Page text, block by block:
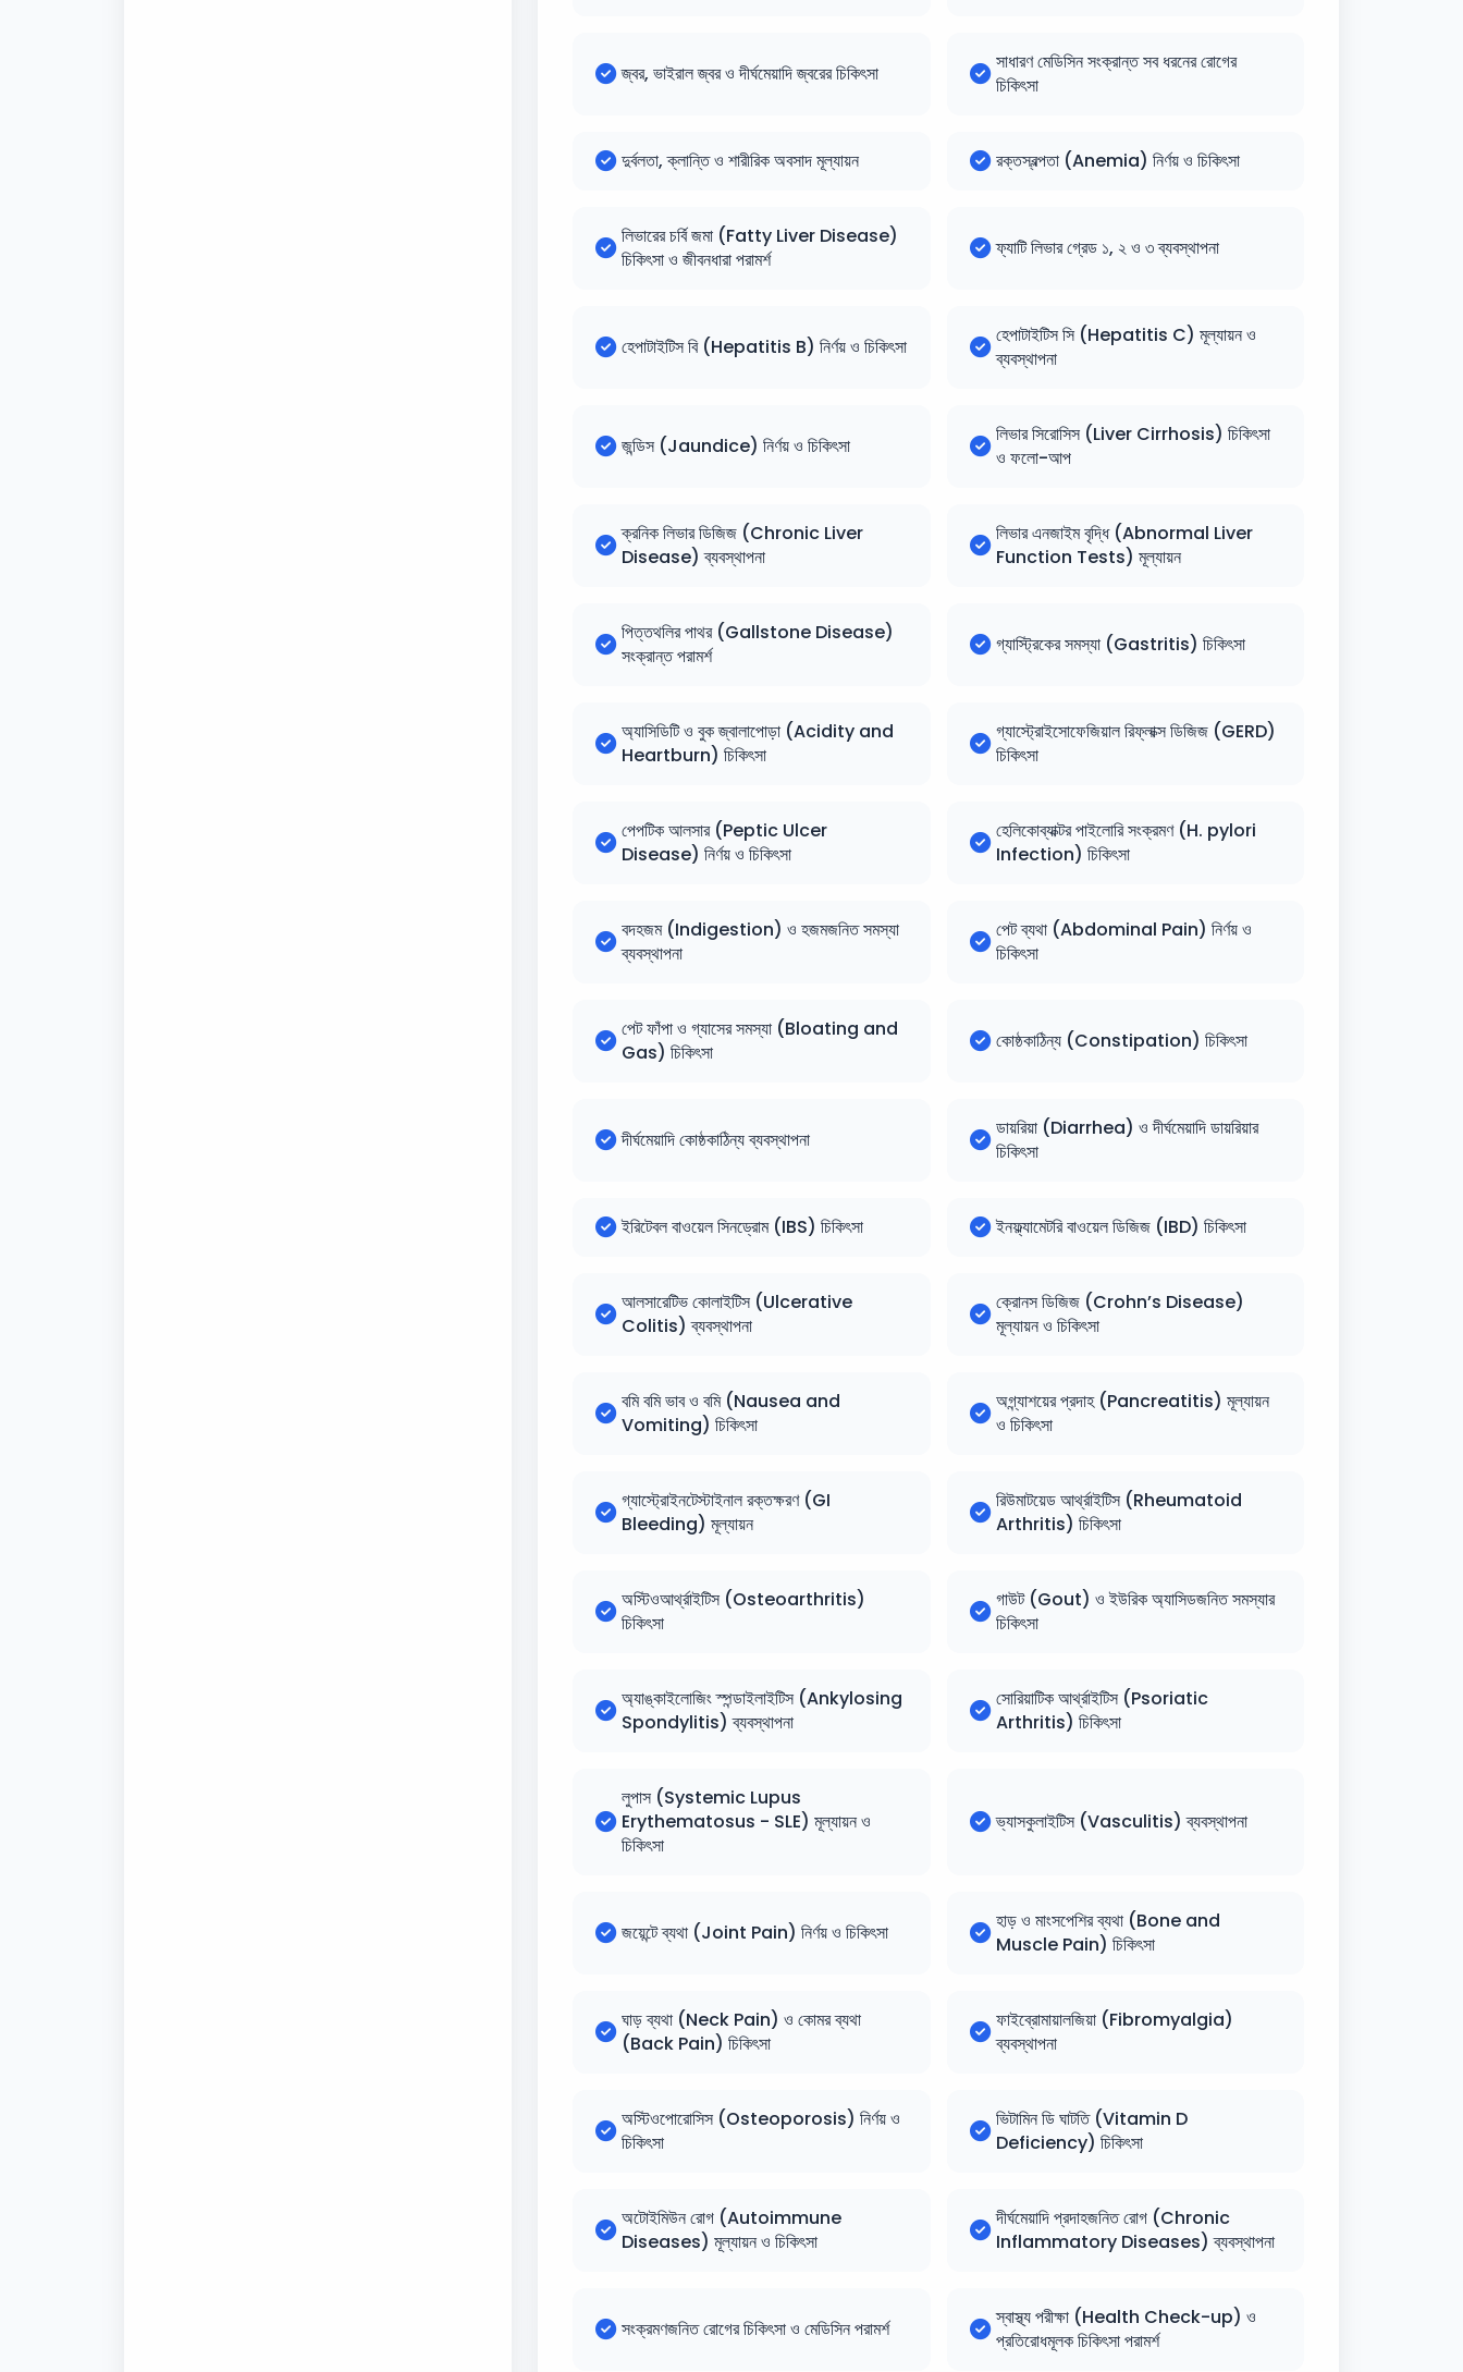
জ্বর, ভাইরাল জ্বর ও দীর্ঘমেয়াদি জ্বরের চিকিৎসা
সাধারণ মেডিসিন সংক্রান্ত সব ধরনের রোগের
চিকিৎসা
দুর্বলতা, ক্লান্তি ও শারীরিক অবসাদ মূল্যায়ন রক্তস্বল্পতা (Anemia) নির্ণয় ও চিকিৎসা
লিভারের চর্বি জমা (Fatty Liver Disease)
চিকিৎসা ও জীবনধারা পরামর্শ
ফ্যাটি লিভার গ্রেড ১, ২ ও ৩ ব্যবস্থাপনা
হেপাটাইটিস বি (Hepatitis B) নির্ণয় ও চিকিৎসা
হেপাটাইটিস সি (Hepatitis C) মূল্যায়ন ও
ব্যবস্থাপনা
জন্ডিস (Jaundice) নির্ণয় ও চিকিৎসা
লিভার সিরোসিস (Liver Cirrhosis) চিকিৎসা
ও ফলো-আপ
ক্রনিক লিভার ডিজিজ (Chronic Liver
Disease) ব্যবস্থাপনা
লিভার এনজাইম বৃদ্ধি (Abnormal Liver
Function Tests) মূল্যায়ন
পিত্তথলির পাথর (Gallstone Disease)
সংক্রান্ত পরামর্শ
গ্যাস্ট্রিকের সমস্যা (Gastritis) চিকিৎসা
অ্যাসিডিটি ও বুক জ্বালাপোড়া (Acidity and
Heartburn) চিকিৎসা
গ্যাস্ট্রোইসোফেজিয়াল রিফ্লাক্স ডিজিজ (GERD)
চিকিৎসা
পেপটিক আলসার (Peptic Ulcer
Disease) নির্ণয় ও চিকিৎসা
হেলিকোব্যাক্টর পাইলোরি সংক্রমণ (H. pylori
Infection) চিকিৎসা
বদহজম (Indigestion) ও হজমজনিত সমস্যা
ব্যবস্থাপনা
পেট ব্যথা (Abdominal Pain) নির্ণয় ও
চিকিৎসা
পেট ফাঁপা ও গ্যাসের সমস্যা (Bloating and
Gas) চিকিৎসা
কোষ্ঠকাঠিন্য (Constipation) চিকিৎসা
দীর্ঘমেয়াদি কোষ্ঠকাঠিন্য ব্যবস্থাপনা
ডায়রিয়া (Diarrhea) ও দীর্ঘমেয়াদি ডায়রিয়ার
চিকিৎসা
ইরিটেবল বাওয়েল সিনড্রোম (IBS) চিকিৎসা ইনফ্ল্যামেটরি বাওয়েল ডিজিজ (IBD) চিকিৎসা
আলসারেটিভ কোলাইটিস (Ulcerative
Colitis) ব্যবস্থাপনা
ক্রোনস ডিজিজ (Crohn’s Disease)
মূল্যায়ন ও চিকিৎসা
বমি বমি ভাব ও বমি (Nausea and
Vomiting) চিকিৎসা
অগ্ন্যাশয়ের প্রদাহ (Pancreatitis) মূল্যায়ন
ও চিকিৎসা
গ্যাস্ট্রোইনটেস্টাইনাল রক্তক্ষরণ (GI
Bleeding) মূল্যায়ন
রিউমাটয়েড আর্থ্রাইটিস (Rheumatoid
Arthritis) চিকিৎসা
অস্টিওআর্থ্রাইটিস (Osteoarthritis)
চিকিৎসা
গাউট (Gout) ও ইউরিক অ্যাসিডজনিত সমস্যার
চিকিৎসা
অ্যাঙ্কাইলোজিং স্পন্ডাইলাইটিস (Ankylosing
Spondylitis) ব্যবস্থাপনা
সোরিয়াটিক আর্থ্রাইটিস (Psoriatic
Arthritis) চিকিৎসা
লুপাস (Systemic Lupus
Erythematosus - SLE) মূল্যায়ন ও
চিকিৎসা
ভ্যাসকুলাইটিস (Vasculitis) ব্যবস্থাপনা
জয়েন্টে ব্যথা (Joint Pain) নির্ণয় ও চিকিৎসা
হাড় ও মাংসপেশির ব্যথা (Bone and
Muscle Pain) চিকিৎসা
ঘাড় ব্যথা (Neck Pain) ও কোমর ব্যথা
(Back Pain) চিকিৎসা
ফাইব্রোমায়ালজিয়া (Fibromyalgia)
ব্যবস্থাপনা
অস্টিওপোরোসিস (Osteoporosis) নির্ণয় ও
চিকিৎসা
ভিটামিন ডি ঘাটতি (Vitamin D
Deficiency) চিকিৎসা
অটোইমিউন রোগ (Autoimmune
Diseases) মূল্যায়ন ও চিকিৎসা
দীর্ঘমেয়াদি প্রদাহজনিত রোগ (Chronic
Inflammatory Diseases) ব্যবস্থাপনা
সংক্রমণজনিত রোগের চিকিৎসা ও মেডিসিন পরামর্শ
স্বাস্থ্য পরীক্ষা (Health Check-up) ও
প্রতিরোধমূলক চিকিৎসা পরামর্শ